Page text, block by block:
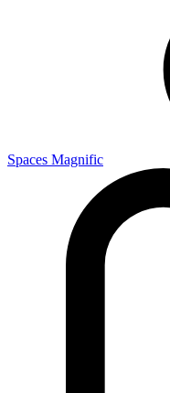
Spaces Magnific